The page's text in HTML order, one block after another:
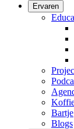
Ervaren
Bartje
Blogs